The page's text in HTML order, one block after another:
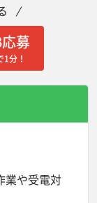
募
分！
業や受電対